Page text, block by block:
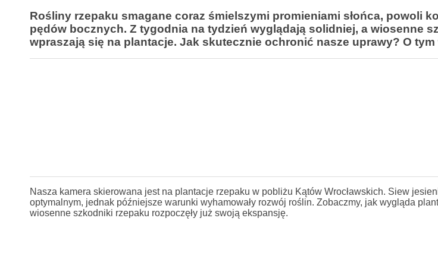
Rośliny rzepaku smagane coraz śmielszymi promieniami słońca, powoli
pędów bocznych. Z tygodnia na tydzień wyglądają solidniej, a wiosenne
wpraszają się na plantacje. Jak skutecznie ochronić nasze uprawy? O
Nasza kamera skierowana jest na plantacje rzepaku w pobliżu Kątów Wrocławskich. Siew
optymalnym, jednak późniejsze warunki wyhamowały rozwój roślin. Zobaczmy, jak wygląda
wiosenne szkodniki rzepaku rozpoczęły już swoją ekspansję.